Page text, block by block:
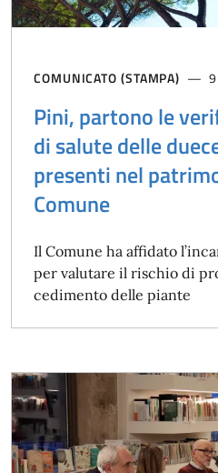
COMUNICATO (STAMPA)
Pini, partono le
di salute delle
presenti nel
Comune
Il Comune ha affidato
per valutare il rischio di
cedimento delle piante